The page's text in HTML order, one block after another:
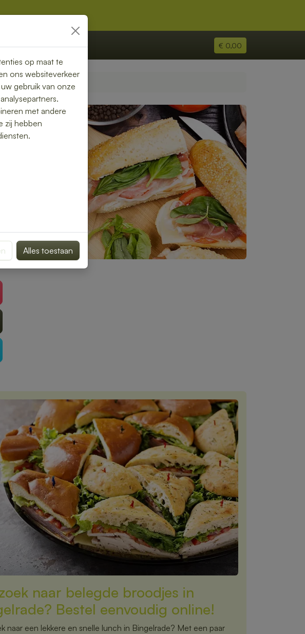
€ 0,00
naar belegde broodjes in
Bestel eenvoudig online!
naar een lekkere en snelle lunch in Bingelrade? Met een paar
op maat te
ons websiteverkeer
gebruik van onze
met andere
zij hebben
Alles toestaan